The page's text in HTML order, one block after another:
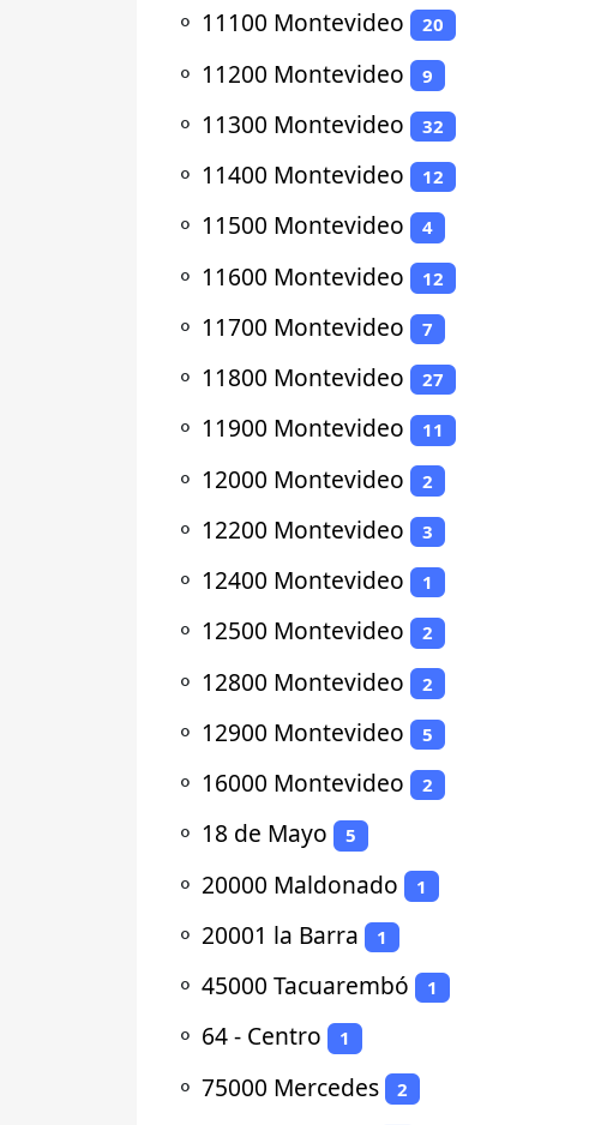
⚬ 11100 Montevideo 20
⚬ 11200 Montevideo 9
⚬ 11300 Montevideo 32
⚬ 11400 Montevideo 12
⚬ 11500 Montevideo 4
⚬ 11600 Montevideo 12
⚬ 11700 Montevideo 7
⚬ 11800 Montevideo 27
⚬ 11900 Montevideo 11
⚬ 12000 Montevideo 2
⚬ 12200 Montevideo 3
⚬ 12400 Montevideo 1
⚬ 12500 Montevideo 2
⚬ 12800 Montevideo 2
⚬ 12900 Montevideo 5
⚬ 16000 Montevideo 2
⚬ 18 de Mayo 5
⚬ 20000 Maldonado 1
⚬ 20001 la Barra 1
⚬ 45000 Tacuarembó 1
⚬ 64 - Centro 1
⚬ 75000 Mercedes 2